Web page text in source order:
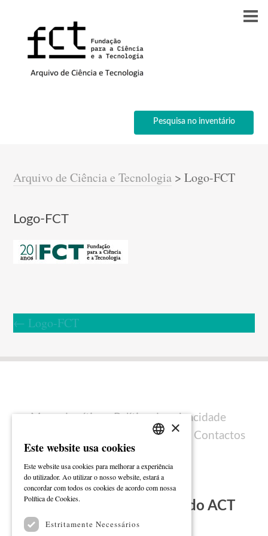
Pesquisa no inventário
Arquivo de Ciência e Tecnologia >Logo-FCT
Logo-FCT
← Logo-FCT
Mapa do sítio
Política de privacidade
Ficha técnica Contactos
Subscreva a Newsletter do ACT
ENGLISH
×
Este website usa cookies
Este website usa cookies para melhorar a experiência
do utilizador. Ao utilizar o nosso website, estará a
concordar com todos os cookies de acordo com nossa
Política de Cookies.
Estritamente Necessários